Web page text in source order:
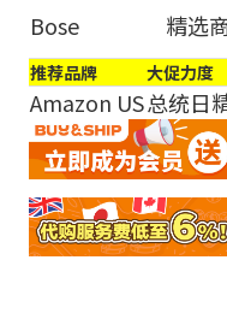
Bose
精选
推荐品牌 大促力度
Amazon US总统日